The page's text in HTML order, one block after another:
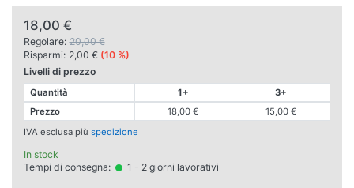
18,00 €
Regolare: 20,00 €
Risparmi: 2,00 € (10 %)
Livelli di prezzo
Quantità 1+
3+
Prezzo
18,00 €
15,00 €
IVA esclusa più spedizione
In stock
Tempi di consegna:
1 - 2 giorni lavorativi